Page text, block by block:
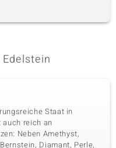
Staat in
reich an
Neben Amethyst,
Diamant, Perle,